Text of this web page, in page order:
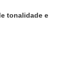
tonalidade e